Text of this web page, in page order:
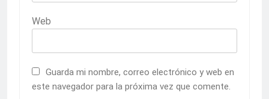
Web
Guarda mi nombre, correo electrónico y web en
este navegador para la próxima vez que comente.